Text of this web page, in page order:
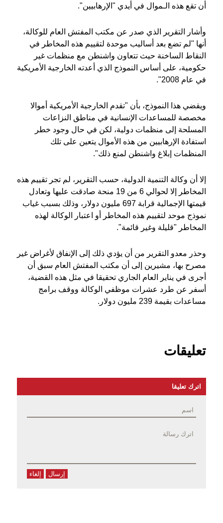
أن تقع هذه الـموال في أيدي "الإرهابيين".
وأشار التقرير الذي صدر عن مكتب المفتش العام للوكالة،
أنها "لم تضع بعد أساليب موحدة لتقييم هذه المخاطر في
النقاط الساخنة حيث تتعاون واشنطن مع منظمات غير
حكومية، على أساس النموذج الذي أعدته الخارجية الأمريكية
في عام 2008".
ويقضي هذا النموذج، بأن "تقدم الخارجية الأمريكية أموالا
مخصصة للمساعدات الإنسانية في مناطق النزاعات
المسلحة إلى منظمات دولية، لكن في حال وجود خطر
استفادة الإرهابيين من هذه الأموال يتعين على تلك
المنظمات إبلاغ واشنطن لمنع ذلك".
إلا أن وكالة التنمية الدولية، حسب التقرير، لم تجر تقييم هذه
المخاطر إلا لحوالي 6 من 19 منحة صادقت عليها وتعادل
قيمتها الإجمالية قرابة 697 مليون دولار، وذلك بسبب غياب
نموذج موحد لتقييم هذه المخاطر أو اعتبار الوكالة لهذه
المخاطر "قليلة وغير قائمة".
وحذر معدو التقرير من أن يؤدي ذلك إلى الإنفاق لأغراض غير
مصرح بها، مشيرين إلى أن مكتب المفتش العام سبق أن
أجرى في يناير العام الجاري تحقيقا في مثل هذه القضية،
أسفر عن طرد عشرات موظفي الوكالة ووقف برامج
مساعدات بقيمة 239 مليون دولار.
تعليقات
اترك تعليقا
إرسال إلغاء